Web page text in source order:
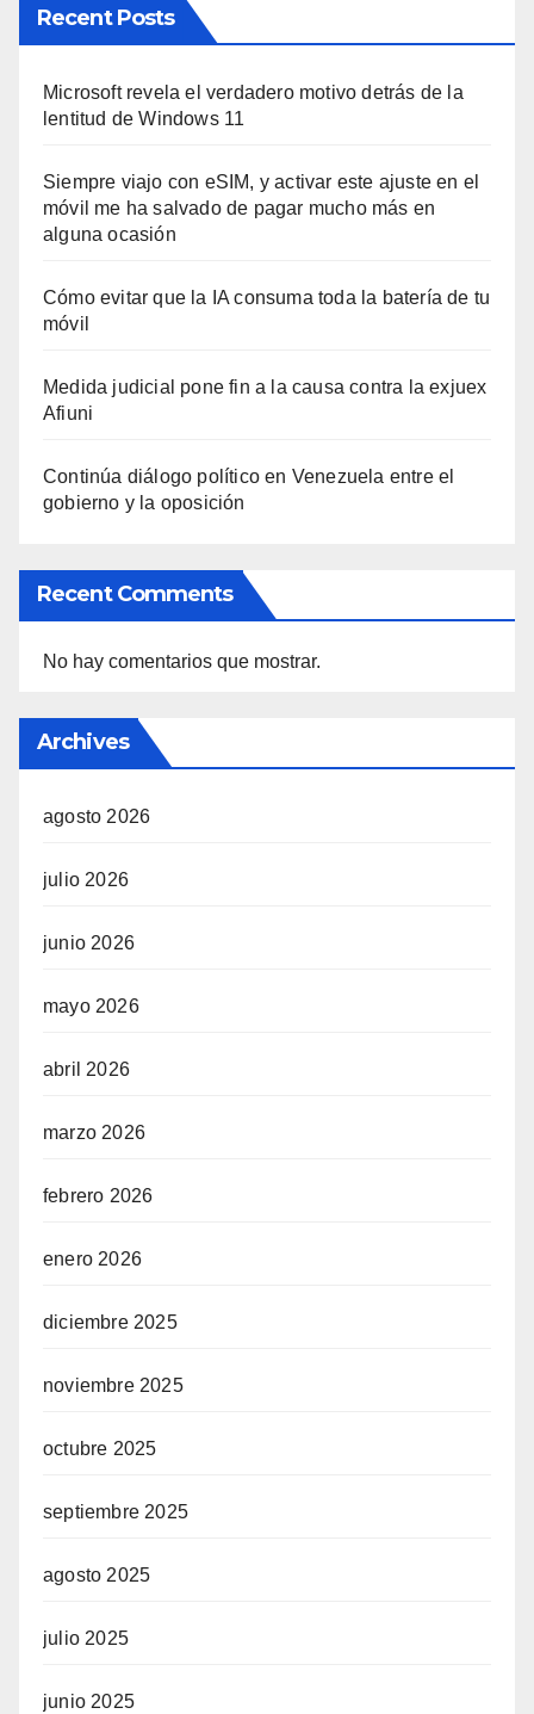
Recent Posts
Microsoft revela el verdadero motivo detrás de la
lentitud de Windows 11
Siempre viajo con eSIM, y activar este ajuste en el
móvil me ha salvado de pagar mucho más en
alguna ocasión
Cómo evitar que la IA consuma toda la batería de tu
móvil
Medida judicial pone fin a la causa contra la exjuex
Afiuni
Continúa diálogo político en Venezuela entre el
gobierno y la oposición
Recent Comments
No hay comentarios que mostrar.
Archives
agosto 2026
julio 2026
junio 2026
mayo 2026
abril 2026
marzo 2026
febrero 2026
enero 2026
diciembre 2025
noviembre 2025
octubre 2025
septiembre 2025
agosto 2025
julio 2025
junio 2025